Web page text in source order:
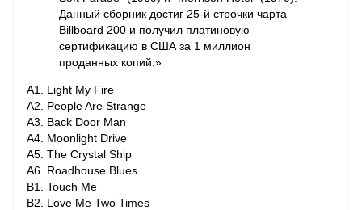
Данный сборник достиг 25-й строчки чарта
Billboard 200 и получил платиновую
сертификацию в США за 1 миллион
проданных копий.»
A1. Light My Fire
A2. People Are Strange
A3. Back Door Man
A4. Moonlight Drive
A5. The Crystal Ship
A6. Roadhouse Blues
B1. Touch Me
B2. Love Me Two Times